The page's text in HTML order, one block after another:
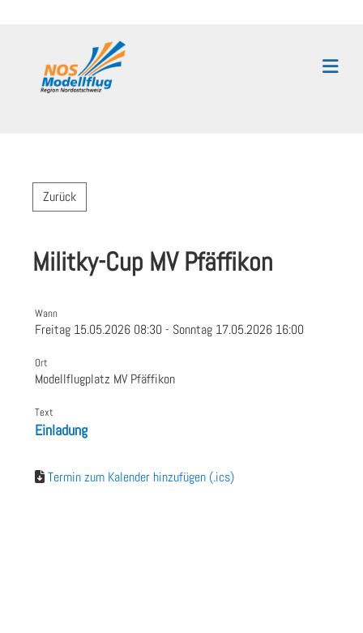
Zurück
Militky-Cup MV Pfäffikon
Wann
Freitag 15.05.2026 08:30 - Sonntag 17.05.2026 16:00
Ort
Modellflugplatz MV Pfäffikon
Text
Einladung
Termin zum Kalender hinzufügen (.ics)